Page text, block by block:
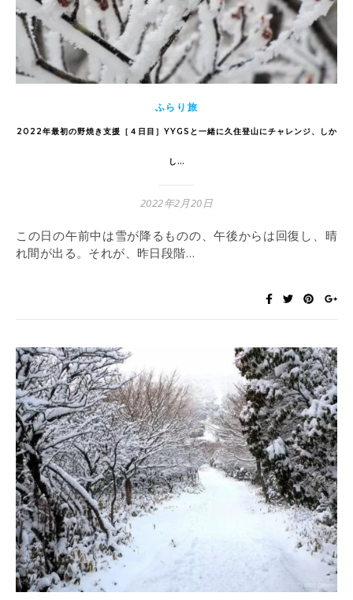
ふらり旅
2022年最初の野焼き支援［４日目］YYGSと一緒に久住登山にチャレンジ、しか
し…
2022年2月20日
この日の午前中は雪が降るものの、午後からは回復し、晴
れ間が出る。それが、昨日段階…